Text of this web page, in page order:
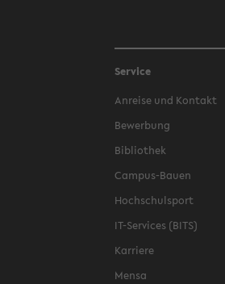
Service
Anreise und Kontakt
Bewerbung
Bibliothek
Campus-Bauen
Hochschulsport
IT-Services (BITS)
Karriere
Mensa